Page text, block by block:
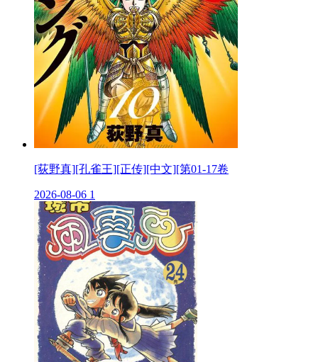
[荻野真][孔雀王][正传][中文][第01-17卷
2026-08-06 1